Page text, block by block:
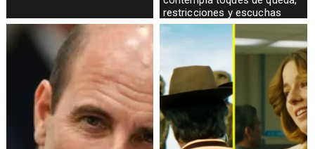
restricciones y escuchas
telefónicas en zonas críticas